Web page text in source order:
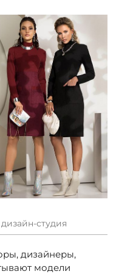
студия
дизайнеры,
модели